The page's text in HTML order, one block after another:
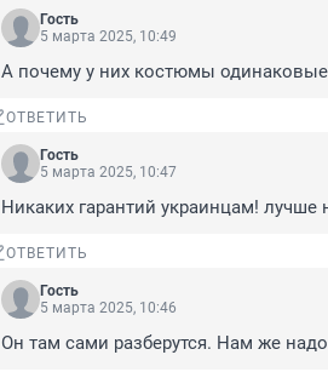
Гость
5 марта 2025, 10:49
А почему у них костюмы
ОТВЕТИТЬ
Гость
5 марта 2025, 10:47
Никаких гарантий украинцам! лучше
ОТВЕТИТЬ
Гость
5 марта 2025, 10:46
Он там сами разберутся. Нам же